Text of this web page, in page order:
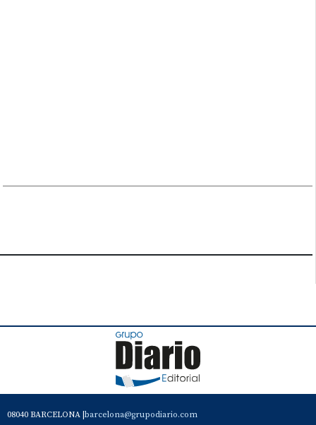
08040 BARCELONA | barcelona@grupodiario.com